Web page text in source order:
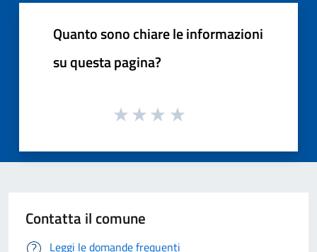
Quanto sono chiare le informazioni
su questa pagina?
Contatta il comune
Leggi le domande frequenti